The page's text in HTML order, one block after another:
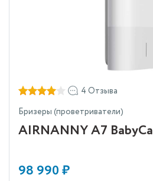
4 Отзыва
Бризеры (проветриватели)
AIRNANNY A7
98 990 ₽